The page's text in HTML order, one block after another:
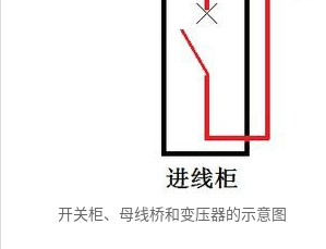
开关柜、母线桥和变压器的示意图